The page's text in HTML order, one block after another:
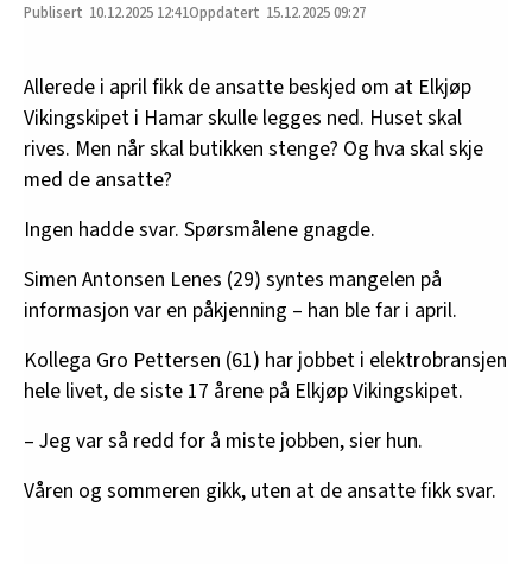
10.12.2025 12:41 15.12.2025 09:27
Allerede i april fikk de ansatte beskjed om at Elkjøp
Vikingskipet i Hamar skulle legges ned. Huset skal
rives. Men når skal butikken stenge? Og hva skal skje
med de ansatte?
Ingen hadde svar. Spørsmålene gnagde.
Simen Antonsen Lenes (29) syntes mangelen på
informasjon var en påkjenning – han ble far i april.
Kollega Gro Pettersen (61) har jobbet i elektrobransjen
hele livet, de siste 17 årene på Elkjøp Vikingskipet.
– Jeg var så redd for å miste jobben, sier hun.
Våren og sommeren gikk, uten at de ansatte fikk svar.